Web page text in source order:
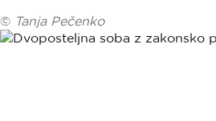
© Tanja Pečenko